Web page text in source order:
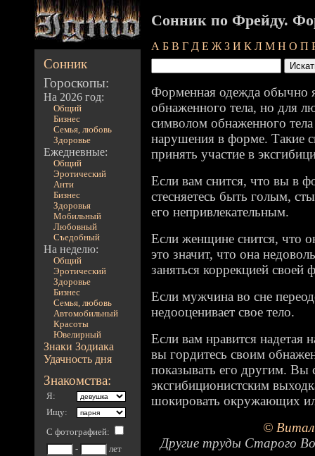
Сонник
Гороскопы:
На 2026 год:
Общий
Бизнес
Семья, любовь
Здоровье
Ежедневные:
Общий
Эротический
Анти
Бизнес
Здоровья
Мобильный
Любовный
Съедобный
На неделю:
Общий
Эротический
Здоровье
Бизнес
Семья, любовь
Автомобильный
Красоты
Ювелирный
Знаки Зодиака
Удачность дня
Знакомства:
Я:
Ищу:
С фотографией:
-
лет
Сонник по Фрейду.
А Б В Г Д Е Ж З И К Л М Н О П
Форменная одежда обычно
обнаженного тела, но для
символом обнаженного
нарушения в форме. Такие
принять участие в
Если вам снится, что вы в
стесняетесь быть голым,
его непривлекательным.
Если женщине снится, что
это значит, что она
заняться коррекцией своей
Если мужчина во сне
недооценивает свое тело.
Если вам нравится надетая
вы гордитесь своим
показывать его другим. Вы
эксгибиционистским
шокировать окружающих
©
Другие труды Старого